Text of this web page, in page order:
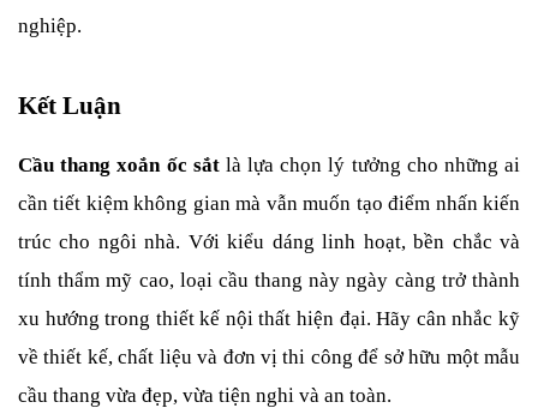
nghiệp.
Kết Luận
Cầu thang xoắn ốc sắt là lựa chọn lý tưởng cho những ai
cần tiết kiệm không gian mà vẫn muốn tạo điểm nhấn kiến
trúc cho ngôi nhà. Với kiểu dáng linh hoạt, bền chắc và
tính thẩm mỹ cao, loại cầu thang này ngày càng trở thành
xu hướng trong thiết kế nội thất hiện đại. Hãy cân nhắc kỹ
về thiết kế, chất liệu và đơn vị thi công để sở hữu một mẫu
cầu thang vừa đẹp, vừa tiện nghi và an toàn.